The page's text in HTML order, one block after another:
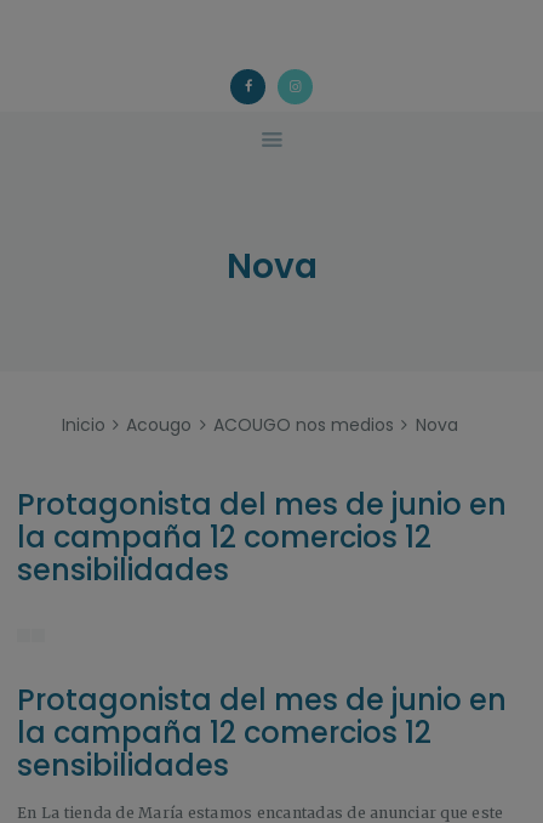
Nova
Inicio Acougo ACOUGO nos medios Nova
ACOUGO
Asociación galega de familias de acollida
QUÉ FACEMOS?
ACTIVIDADES
Protagonista del mes de junio en
la campaña 12 comercios 12
sensibilidades
Protagonista del mes de junio en
la campaña 12 comercios 12
sensibilidades
En La tienda de María estamos encantadas de anunciar que este